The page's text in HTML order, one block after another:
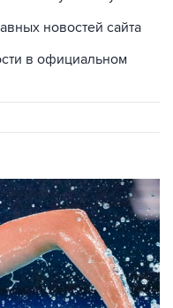
новостей сайта
в официальном